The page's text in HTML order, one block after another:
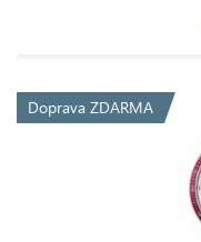
Doprava ZDARMA